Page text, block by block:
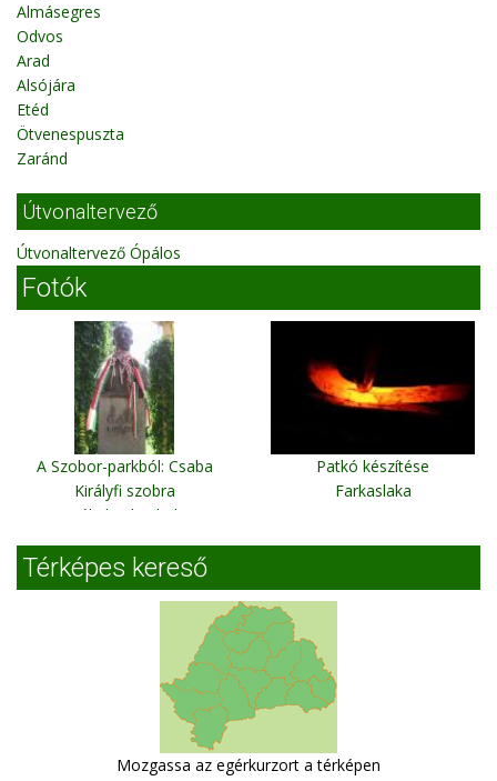
Almásegres
Odvos
Arad
Alsójára
Etéd
Ötvenespuszta
Zaránd
Útvonaltervező
Útvonaltervező Ópálos
Fotók
A Szobor-parkból: Csaba
Királyfi szobra
Székelyudvarhely
Patkó készítése
Farkaslaka
Térképes kereső
Mozgassa az egérkurzort a térképen